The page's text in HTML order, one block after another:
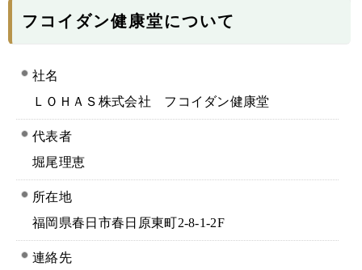
フコイダン健康堂について
社名
ＬＯＨＡＳ株式会社 フコイダン健康堂
代表者
堀尾理恵
所在地
福岡県春日市春日原東町2-8-1-2F
連絡先